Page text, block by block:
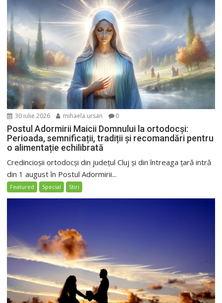
30 iulie 2026 mihaela.ursan 0
Postul Adormirii Maicii Domnului la ortodocși:
Perioada, semnificații, tradiții și recomandări pentru
o alimentație echilibrată
Credincioșii ortodocși din județul Cluj și din întreaga țară intră
din 1 august în Postul Adormirii...
Featured Special Stiri